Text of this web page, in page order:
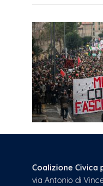
Coalizione Civica
via Antonio di